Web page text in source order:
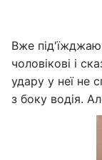
Вже
чоловікові і
удару у неї не
з боку водія.